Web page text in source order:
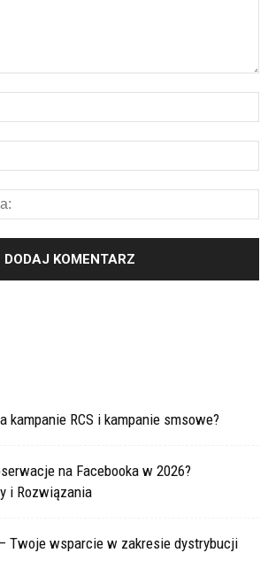
kampanie RCS i kampanie smsowe?
na Facebooka w 2026?
i Rozwiązania
Twoje wsparcie w zakresie dystrybucji